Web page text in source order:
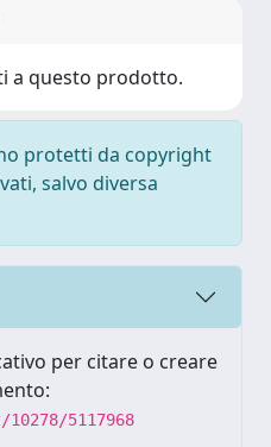
a questo prodotto.
protetti da copyright
salvo diversa
per citare o creare
5117968